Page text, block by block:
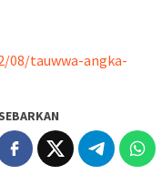
08/tauwwa-angka-